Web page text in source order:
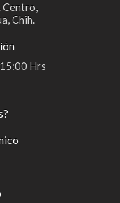
Centro,
Chih.
Hrs